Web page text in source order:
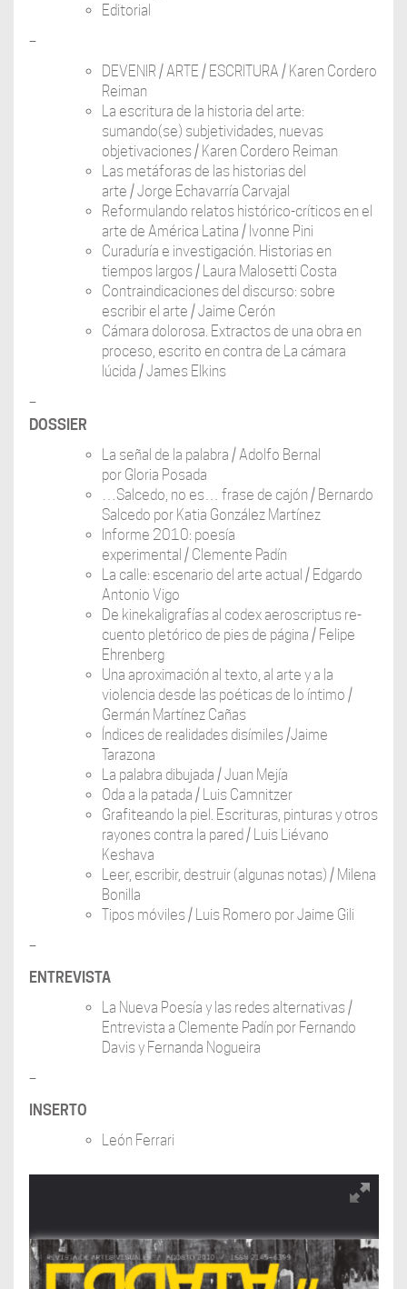
Editorial
–
DEVENIR / ARTE / ESCRITURA / Karen Cordero
Reiman
La escritura de la historia del arte:
sumando(se) subjetividades, nuevas
objetivaciones / Karen Cordero Reiman
Las metáforas de las historias del
arte / Jorge Echavarría Carvajal
Reformulando relatos histórico-críticos en el
arte de América Latina / Ivonne Pini
Curaduría e investigación. Historias en
tiempos largos / Laura Malosetti Costa
Contraindicaciones del discurso: sobre
escribir el arte / Jaime Cerón
Cámara dolorosa. Extractos de una obra en
proceso, escrito en contra de La cámara
lúcida / James Elkins
–
DOSSIER
La señal de la palabra / Adolfo Bernal
por Gloria Posada
…Salcedo, no es… frase de cajón / Bernardo
Salcedo por Katia González Martínez
Informe 2010: poesía
experimental / Clemente Padín
La calle: escenario del arte actual / Edgardo
Antonio Vigo
De kinekaligrafías al codex aeroscriptus re-
cuento pletórico de pies de página / Felipe
Ehrenberg
Una aproximación al texto, al arte y a la
violencia desde las poéticas de lo íntimo /
Germán Martínez Cañas
Índices de realidades disímiles /Jaime
Tarazona
La palabra dibujada / Juan Mejía
Oda a la patada / Luis Camnitzer
Grafiteando la piel. Escrituras, pinturas y otros
rayones contra la pared / Luis Liévano
Keshava
Leer, escribir, destruir (algunas notas) / Milena
Bonilla
Tipos móviles / Luis Romero por Jaime Gili
–
ENTREVISTA
La Nueva Poesía y las redes alternativas /
Entrevista a Clemente Padín por Fernando
Davis y Fernanda Nogueira
–
INSERTO
León Ferrari